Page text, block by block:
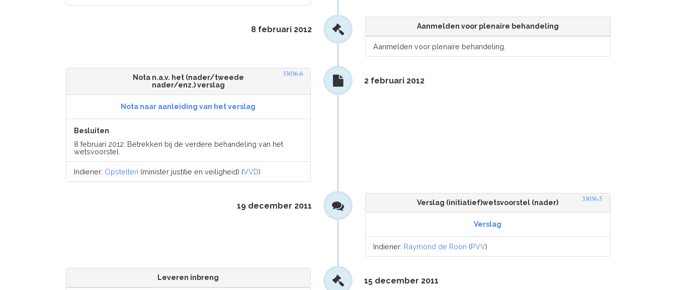
Aanmelden voor plenaire behandeling
Aanmelden voor plenaire behandeling.
8 februari 2012
Nota n.a.v. het (nader/tweede
nader/enz.) verslag
33036-6
Nota naar aanleiding van het verslag
Besluiten
8 februari 2012: Betrekken bij de verdere behandeling van het
wetsvoorstel.
Indiener: Opstelten (minister justitie en veiligheid) (VVD)
2 februari 2012
Verslag (initiatief)wetsvoorstel (nader) 33036-5
Verslag
Indiener: Raymond de Roon (PVV)
19 december 2011
Leveren inbreng 15 december 2011